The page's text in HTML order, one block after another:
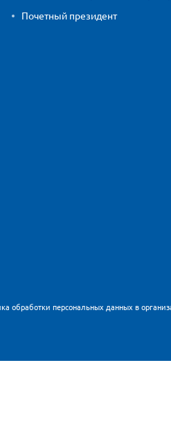
Почетный президент
обработки персональных данных в